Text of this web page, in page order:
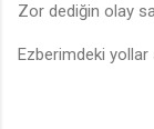
Zor dediğin olay
Ezberimdeki